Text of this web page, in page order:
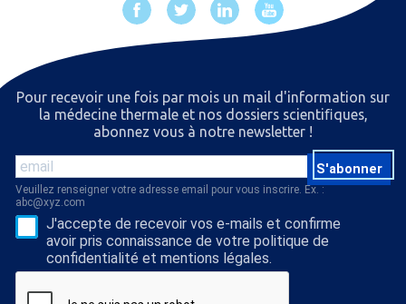
Pour recevoir une fois par mois un mail d'information sur
la médecine thermale et nos dossiers scientiﬁques,
abonnez vous à notre newsletter !
S'abonner
Veuillez renseigner votre adresse email pour vous inscrire. Ex. :
abc@xyz.com
J'accepte de recevoir vos e-mails et confirme
avoir pris connaissance de votre politique de
confidentialité et mentions légales.